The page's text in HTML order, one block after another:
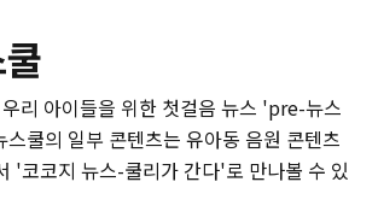
리 아이들을 위한 첫걸음 뉴스 'pre-뉴스
쿨의 일부 콘텐츠는 유아동 음원 콘텐츠
'코코지 뉴스-쿨리가 간다'로 만나볼 수 있